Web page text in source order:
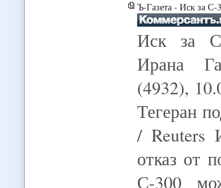
Ъ-Газета - Иск за С-
Иск за
Ирана
(4932),
Тегеран
/ Reuters
отказ от
С-300